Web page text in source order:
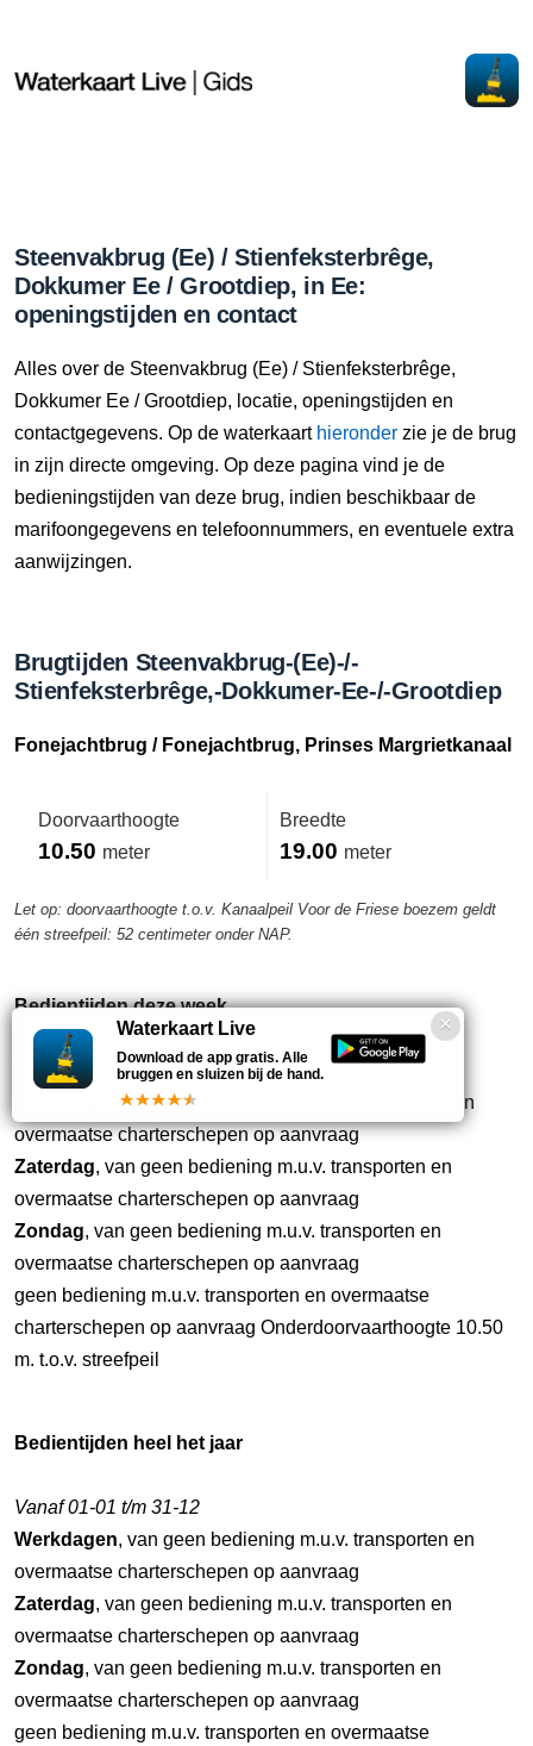
Steenvakbrug (Ee) / Stienfeksterbrêge,
Dokkumer Ee / Grootdiep, in Ee:
openingstijden en contact
Alles over de Steenvakbrug (Ee) / Stienfeksterbrêge,
Dokkumer Ee / Grootdiep, locatie, openingstijden en
contactgegevens. Op de waterkaart hieronder zie je de brug
in zijn directe omgeving. Op deze pagina vind je de
bedieningstijden van deze brug, indien beschikbaar de
marifoongegevens en telefoonnummers, en eventuele extra
aanwijzingen.
Brugtijden Steenvakbrug-(Ee)-/-
Stienfeksterbrêge,-Dokkumer-Ee-/-Grootdiep
Fonejachtbrug / Fonejachtbrug, Prinses Margrietkanaal
Doorvaarthoogte
10.50 meter
Breedte
19.00 meter
Let op: doorvaarthoogte t.o.v. Kanaalpeil Voor de Friese boezem geldt
één streefpeil: 52 centimeter onder NAP.
Bedientijden deze week
Vanaf 01-01 t/m 31-12
, van geen bediening m.u.v. transporten en
overmaatse charterschepen op aanvraag
Zaterdag, van geen bediening m.u.v. transporten en
overmaatse charterschepen op aanvraag
Zondag, van geen bediening m.u.v. transporten en
overmaatse charterschepen op aanvraag
geen bediening m.u.v. transporten en overmaatse
charterschepen op aanvraag Onderdoorvaarthoogte 10.50
m. t.o.v. streefpeil
Bedientijden heel het jaar
Vanaf 01-01 t/m 31-12
Werkdagen, van geen bediening m.u.v. transporten en
overmaatse charterschepen op aanvraag
Zaterdag, van geen bediening m.u.v. transporten en
overmaatse charterschepen op aanvraag
Zondag, van geen bediening m.u.v. transporten en
overmaatse charterschepen op aanvraag
geen bediening m.u.v. transporten en overmaatse
Waterkaart Live
Download de app gratis. Alle
bruggen en sluizen bij de hand.